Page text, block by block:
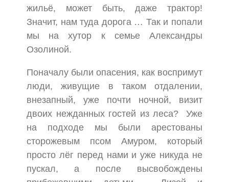
жильё, может быть, даже трактор!
Значит, нам туда дорога … Так и попали
мы на хутор к семье Александры
Озолиной.
Поначалу были опасения, как воспримут
люди, живущие в таком отдалении,
внезапный, уже почти ночной, визит
двоих нежданных гостей из леса? Уже
на подходе мы были арестованы
сторожевым псом Амуром, который
просто лёг перед нами и уже никуда не
пускал, а после высвобождены